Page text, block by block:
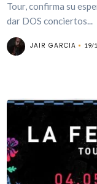
Tour, confirma su
dar DOS conciertos...
JAIR GARCIA 19/